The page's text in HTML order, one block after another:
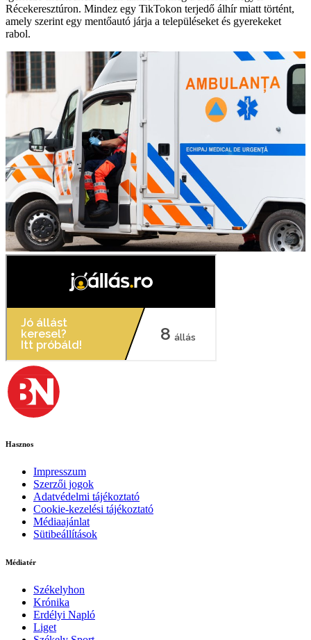
Récekeresztúron. Mindez egy TikTokon terjedő álhír miatt történt,
amely szerint egy mentőautó járja a településeket és gyerekeket
rabol.
Hasznos
Impresszum
Szerzői jogok
Adatvédelmi tájékoztató
Cookie-kezelési tájékoztató
Médiaajánlat
Sütibeállítások
Médiatér
Székelyhon
Krónika
Erdélyi Napló
Liget